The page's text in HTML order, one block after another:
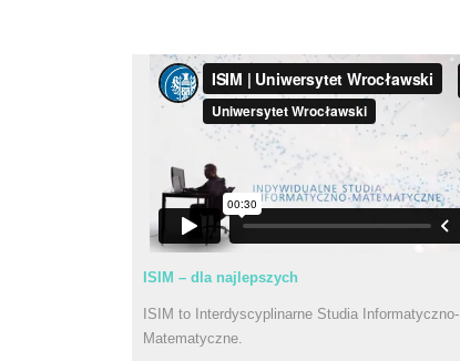
ISIM – dla najlepszych
ISIM to Interdyscyplinarne Studia Informatyczno-
Matematyczne.